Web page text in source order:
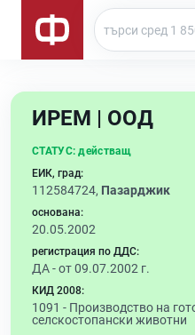
ИРЕМ | ООД
СТАТУС: действащ
ЕИК, град:
112584724, Пазарджик
основана:
20.05.2002
регистрация по ДДС:
ДА - от 09.07.2002 г.
КИД 2008:
1091 - Производство на
селскостопански животни